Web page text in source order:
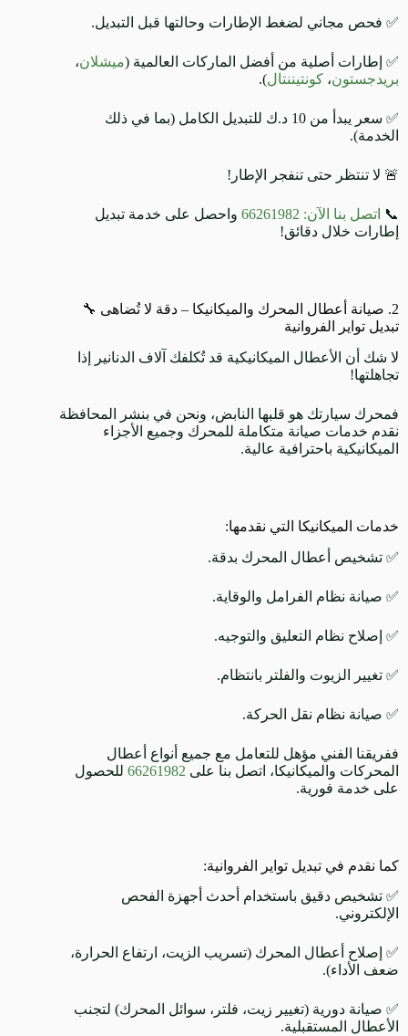
✅ فحص مجاني لضغط الإطارات وحالتها قبل التبديل.
✅ إطارات أصلية من أفضل الماركات العالمية (ميشلان،
بريدجستون، كونتيننتال).
✅ سعر يبدأ من 10 د.ك للتبديل الكامل (بما في ذلك
الخدمة).
🚨 لا تنتظر حتى تنفجر الإطار!
📞 اتصل بنا الآن: 66261982
واحصل على خدمة تبديل
إطارات خلال دقائق!
2. صيانة أعطال المحرك والميكانيكا – دقة لا تُضاهى 🔧
تبديل تواير الفروانية
لا شك أن الأعطال الميكانيكية قد تُكلفك آلاف الدنانير إذا
تجاهلتها!
فمحرك سيارتك هو قلبها النابض، ونحن في بنشر المحافظة
نقدم خدمات صيانة متكاملة للمحرك وجميع الأجزاء
الميكانيكية باحترافية عالية.
خدمات الميكانيكا التي نقدمها:
✅ تشخيص أعطال المحرك بدقة.
✅ صيانة نظام الفرامل والوقاية.
✅ إصلاح نظام التعليق والتوجيه.
✅ تغيير الزيوت والفلتر بانتظام.
✅ صيانة نظام نقل الحركة.
ففريقنا الفني مؤهل للتعامل مع جميع أنواع أعطال
المحركات والميكانيكا، اتصل بنا على 66261982 للحصول
على خدمة فورية.
كما نقدم في تبديل تواير الفروانية:
✅ تشخيص دقيق باستخدام أحدث أجهزة الفحص
الإلكتروني.
✅ إصلاح أعطال المحرك (تسريب الزيت، ارتفاع الحرارة،
ضعف الأداء).
✅ صيانة دورية (تغيير زيت، فلتر، سوائل المحرك) لتجنب
الأعطال المستقبلية.